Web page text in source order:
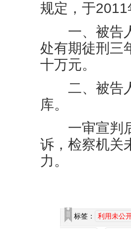
规定，于
一、被告人
处有期徒刑三
十万元。
二、被告人
库。
一审宣判后
诉，检察机关
力。
标签： 利用未公